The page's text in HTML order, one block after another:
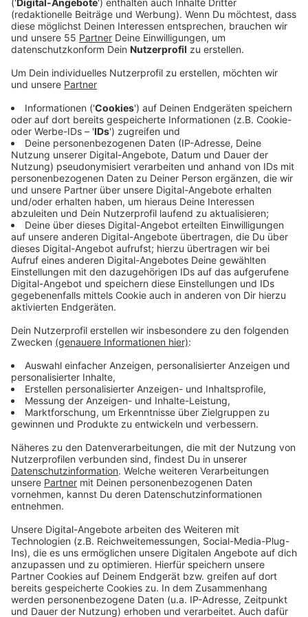
So Easy (To Fall In Love)“ konnte weltweit bereits
Februar 2026 stieg der Song auf Platz #6 (Peak) der
globalen Spotify Charts auf. In Deutschland konnte
sich „So Easy (To Fall In Love)“ Platz #36 (Peak) in
den Spotify Charts sichern.
„The Art Of Loving“ erreichte 2025 Platz #6 der
offiziellen deutschen Album Charts, und gilt als ihr
persönlichstes Werk, welches durch seine Wärme,
Ehrlichkeit und emotionale Tiefe besticht. Aufbauend
auf dem Erfolg ihres Debüts „Messy“ wirkt Olivia nun
reifer, nachdenklicher und zugänglicher als je zuvor.
Ihre Songs drehen sich um Themen wie Selbstfindung,
Beziehungen und die kleinen Wahrheiten des Alltags.
Olivia Dean hat im April ihre bislang größte
internationale „The Art Of Loving Live Tour” gestartet.
Konzerte sind in Europa, Nordamerika, Australien und
Neuseeland geplant. Die Tournee beginnt in
Großbritannien, wo sie die Londoner O2 Arena für
sechs Nächte komplett ausverkaufen konnte (über
100K Tickets).
Anzeige
Anzeige